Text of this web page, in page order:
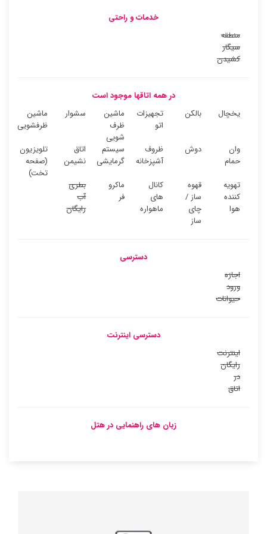
خدمات و راحتی
منطقه
سیگار
کشیدن
در همه اتاقها موجود است
یخچال
بالکن
تجهیزات
اتو
ماشین
ظرف
شویی
سشوار
ماشین
ظرفشویی
وان
حمام
دوش
ظروف
آشپزخانه
سیستم
گرمایشی
اتاق
نشیمن
تلویزیون
(صفحه
تخت)
تهویه
کننده
هوا
قهوه
ساز /
چای
ساز
کانال
های
ماهواره
ماکرو
فر
بطری
آب
رایگان
دسترسی
اجازه
ورود
حیوانات
دسترسی اینترنت
اینترنت
رایگان
در
اتاق
زبان های راهنمایی در هتل